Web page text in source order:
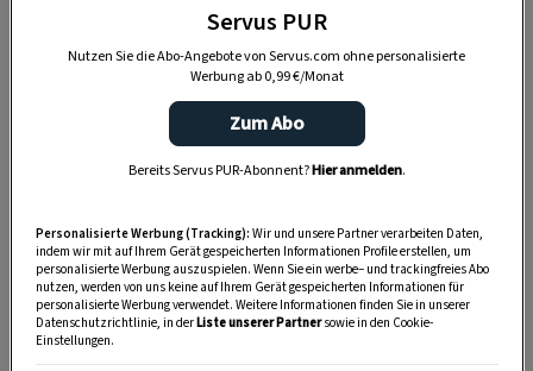
Auch Lehrgänge über das Räuchern kann man
bei den Profis besuchen – Florian und seine Frau
Angelika beschäftigen sich seit 40 Jahren mit dem
Räuchern. Die feinen (Wild-)Kräuter und Hölzer
Wiesen und Wäldern ihres Bio-Bauernhofs am
Fuße der Hohen Wand, manches wird eigens
angebaut. „Wenn wir etwas zukaufen, achten wir
auf regionale Herkunft und biologischen Anbau“,
betont Florian. Eigenhändig gewonnen wird
Servus PUR
Nutzen Sie die Abo-Angebote von Servus.com ohne personalisierte
Werbung ab 0,99 €/Monat
Zum Abo
Bereits Servus PUR-Abonnent?Hier anmelden.
Personalisierte Werbung (Tracking): Wir und unsere Partner verarbeiten Daten,
indem wir mit auf Ihrem Gerät gespeicherten Informationen Profile erstellen, um
personalisierte Werbung auszuspielen. Wenn Sie ein werbe– und trackingfreies Abo
nutzen, werden von uns keine auf Ihrem Gerät gespeicherten Informationen für
personalisierte Werbung verwendet. Weitere Informationen finden Sie in unserer
Datenschutzrichtlinie, in derListe unserer Partnersowie in den Cookie-
Einstellungen.